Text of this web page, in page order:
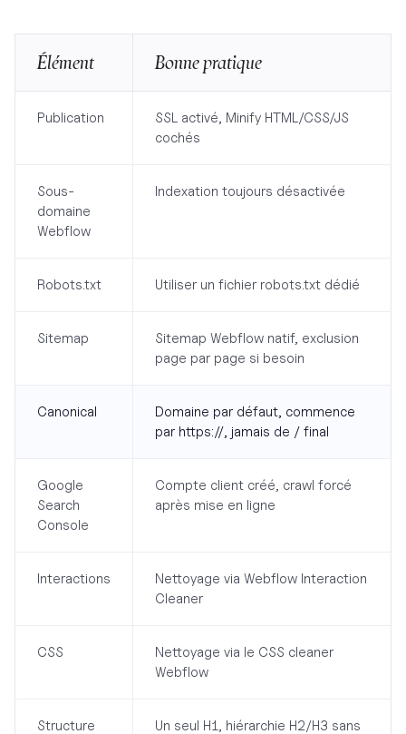
Élément Bonne pratique
Publication
SSL activé, Minify HTML/CSS/JS
cochés
Sous-
domaine
Webflow
Indexation toujours désactivée
Robots.txt Utiliser un fichier robots.txt dédié
Sitemap
Sitemap Webflow natif, exclusion
page par page si besoin
Canonical
Domaine par défaut, commence
par https://, jamais de / final
Google
Search
Console
Compte client créé, crawl forcé
après mise en ligne
Interactions
Nettoyage via Webflow Interaction
Cleaner
CSS
Nettoyage via le CSS cleaner
Webflow
Structure
Un seul H1, hiérarchie H2/H3 sans